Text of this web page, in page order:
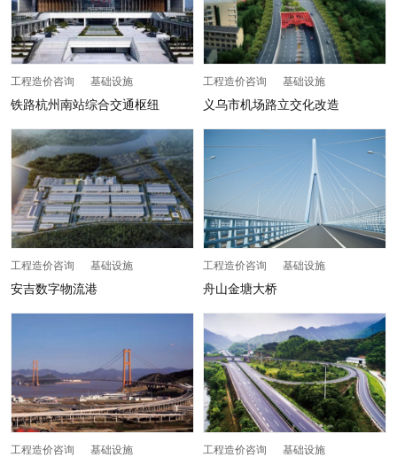
工程造价咨询 基础设施
铁路杭州南站综合交通枢纽
工程造价咨询 基础设施
义乌市机场路立交化改造
工程造价咨询 基础设施
安吉数字物流港
工程造价咨询 基础设施
舟山金塘大桥
工程造价咨询 基础设施 工程造价咨询 基础设施